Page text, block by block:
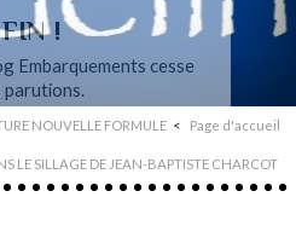
!
Embarquements cesse
parutions.
NOUVELLE FORMULE Page d'accueil
LE SILLAGE DE JEAN-BAPTISTE CHARCOT